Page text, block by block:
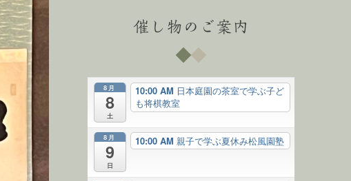
催し物のご案内
8月
8
土
10:00 AM 日本庭園の茶室で学ぶ子ど
も将棋教室
8月
9
日
10:00 AM 親子で学ぶ夏休み松風園塾